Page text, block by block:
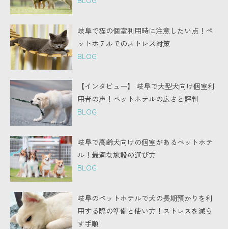
岐阜で猫の個室利用時に注意したい点！ペ
ットホテルでのストレス対策
BLOG
【インタビュー】 岐阜で大型犬向け個室利
用者の声！ペットホテルの広さと評判
BLOG
岐阜で高齢犬向けの個室があるペットホテ
ル！最適な施設の選び方
BLOG
岐阜のペットホテルで犬の長期預かりを利
用する際の準備と使い方！ストレスを減ら
す手順